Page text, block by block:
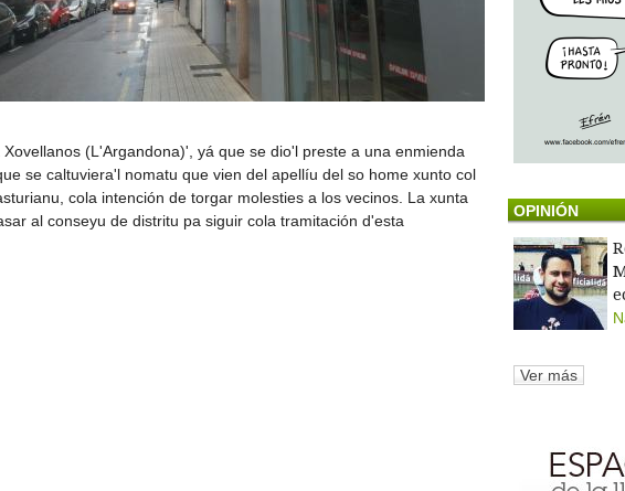
(L'Argandona)', yá que se dio'l preste a una enmienda
se caltuviera'l nomatu que vien del apellíu del so home xunto col
cola intención de torgar molesties a los vecinos. La xunta
al conseyu de distritu pa siguir cola tramitación d'esta
OPINIÓN
Ver más